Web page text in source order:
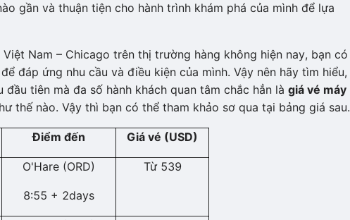
gần và thuận tiện cho hành trình khám phá của mình để lựa
Nam – Chicago trên thị trường hàng không hiện nay, bạn có
đáp ứng nhu cầu và điều kiện của mình. Vậy nên hãy tìm hiểu,
tiên mà đa số hành khách quan tâm chắc hẳn là giá vé máy
thế nào. Vậy thì bạn có thể tham khảo sơ qua tại bảng giá sau.
Điểm đến Giá vé (USD)
O'Hare (ORD)
8:55 + 2days
Từ 539